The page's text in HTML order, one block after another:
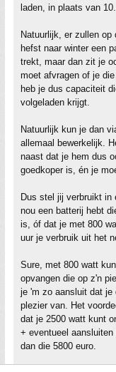
laden, in plaats van
Natuurlijk, er zullen op
hefst naar winter een
trekt, maar dan zit je
moet afvragen of je
heb je dus capaciteit
volgeladen krijgt.
Natuurlijk kun je dan
allemaal bewerkelijk.
naast dat je hem dus
goedkoper is, én je
Dus stel jij verbruikt in
nou een batterij hebt
is, óf dat je met 800
uur je verbruik uit het
Sure, met 800 watt
opvangen die op z'n
je 'm zo aansluit dat je
plezier van. Het
dat je 2500 watt kunt
+ eventueel
dan die 5800 euro.